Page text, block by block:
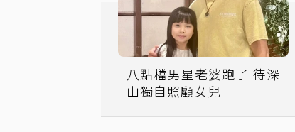
八點檔男星老婆跑了 待深
山獨自照顧女兒